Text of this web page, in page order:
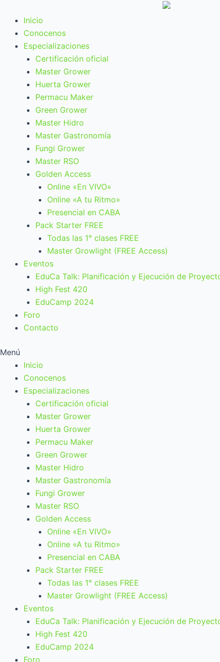
contenido
Inicio
Conocenos
Especializaciones
Certificación oficial
Master Grower
Huerta Grower
Permacu Maker
Green Grower
Master Hidro
Master Gastronomía
Fungi Grower
Master RSO
Golden Access
Online «En VIVO»
Online «A tu Ritmo»
Presencial en CABA
Pack Starter FREE
Todas las 1° clases FREE
Master Growlight (FREE Access)
Eventos
EduCa Talk: Planificación y Ejecución de
High Fest 420
EduCamp 2024
Foro
Contacto
Menú
Inicio
Conocenos
Especializaciones
Certificación oficial
Master Grower
Huerta Grower
Permacu Maker
Green Grower
Master Hidro
Master Gastronomía
Fungi Grower
Master RSO
Golden Access
Online «En VIVO»
Online «A tu Ritmo»
Presencial en CABA
Pack Starter FREE
Todas las 1° clases FREE
Master Growlight (FREE Access)
Eventos
EduCa Talk: Planificación y Ejecución de
High Fest 420
EduCamp 2024
Foro